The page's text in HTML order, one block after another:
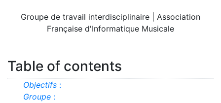
Groupe de travail interdisciplinaire | Association
Française d'Informatique Musicale
Table of contents
Objectifs :
Groupe :